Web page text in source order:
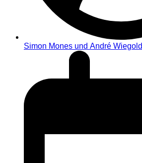
Simon Mones und André Wiegold